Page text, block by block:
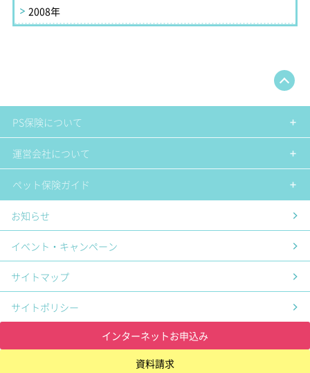
2008年
PS保険について
運営会社について
ペット保険ガイド
お知らせ
イベント・キャンペーン
サイトマップ
サイトポリシー
インターネットお申込み
資料請求